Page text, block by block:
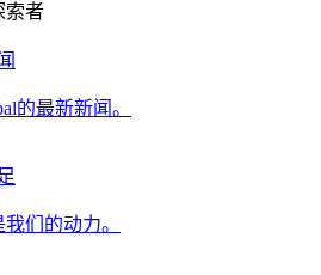
索者
的最新新闻。
们的动力。